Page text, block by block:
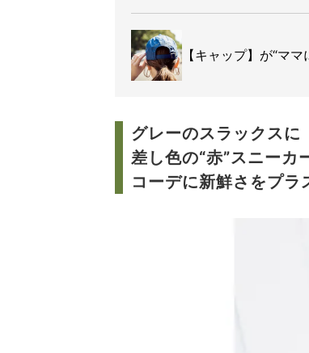
【キャップ】が“マ
グレーのスラックスに
差し色の“赤”スニーカ
コーデに新鮮さをプラ